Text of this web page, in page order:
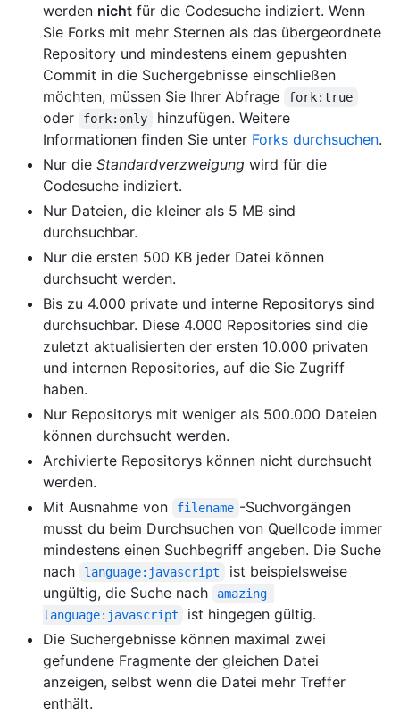
werden nicht für die Codesuche indiziert. Wenn
Sie Forks mit mehr Sternen als das übergeordnete
Repository und mindestens einem gepushten
Commit in die Suchergebnisse einschließen
möchten, müssen Sie Ihrer Abfrage
fork:true
oder fork:only
hinzufügen. Weitere
Informationen finden Sie unter Forks durchsuchen.
Nur die Standardverzweigung wird für die
Codesuche indiziert.
Nur Dateien, die kleiner als 5 MB sind
durchsuchbar.
Nur die ersten 500 KB jeder Datei können
durchsucht werden.
Bis zu 4.000 private und interne Repositorys sind
durchsuchbar. Diese 4.000 Repositories sind die
zuletzt aktualisierten der ersten 10.000 privaten
und internen Repositories, auf die Sie Zugriff
haben.
Nur Repositorys mit weniger als 500.000 Dateien
können durchsucht werden.
Archivierte Repositorys können nicht durchsucht
werden.
Mit Ausnahme von
filename -Suchvorgängen
musst du beim Durchsuchen von Quellcode immer
mindestens einen Suchbegriff angeben. Die Suche
nach
language:javascript
ist beispielsweise
ungültig, die Suche nach
amazing
language:javascript
ist hingegen gültig.
Die Suchergebnisse können maximal zwei
gefundene Fragmente der gleichen Datei
anzeigen, selbst wenn die Datei mehr Treffer
enthält.